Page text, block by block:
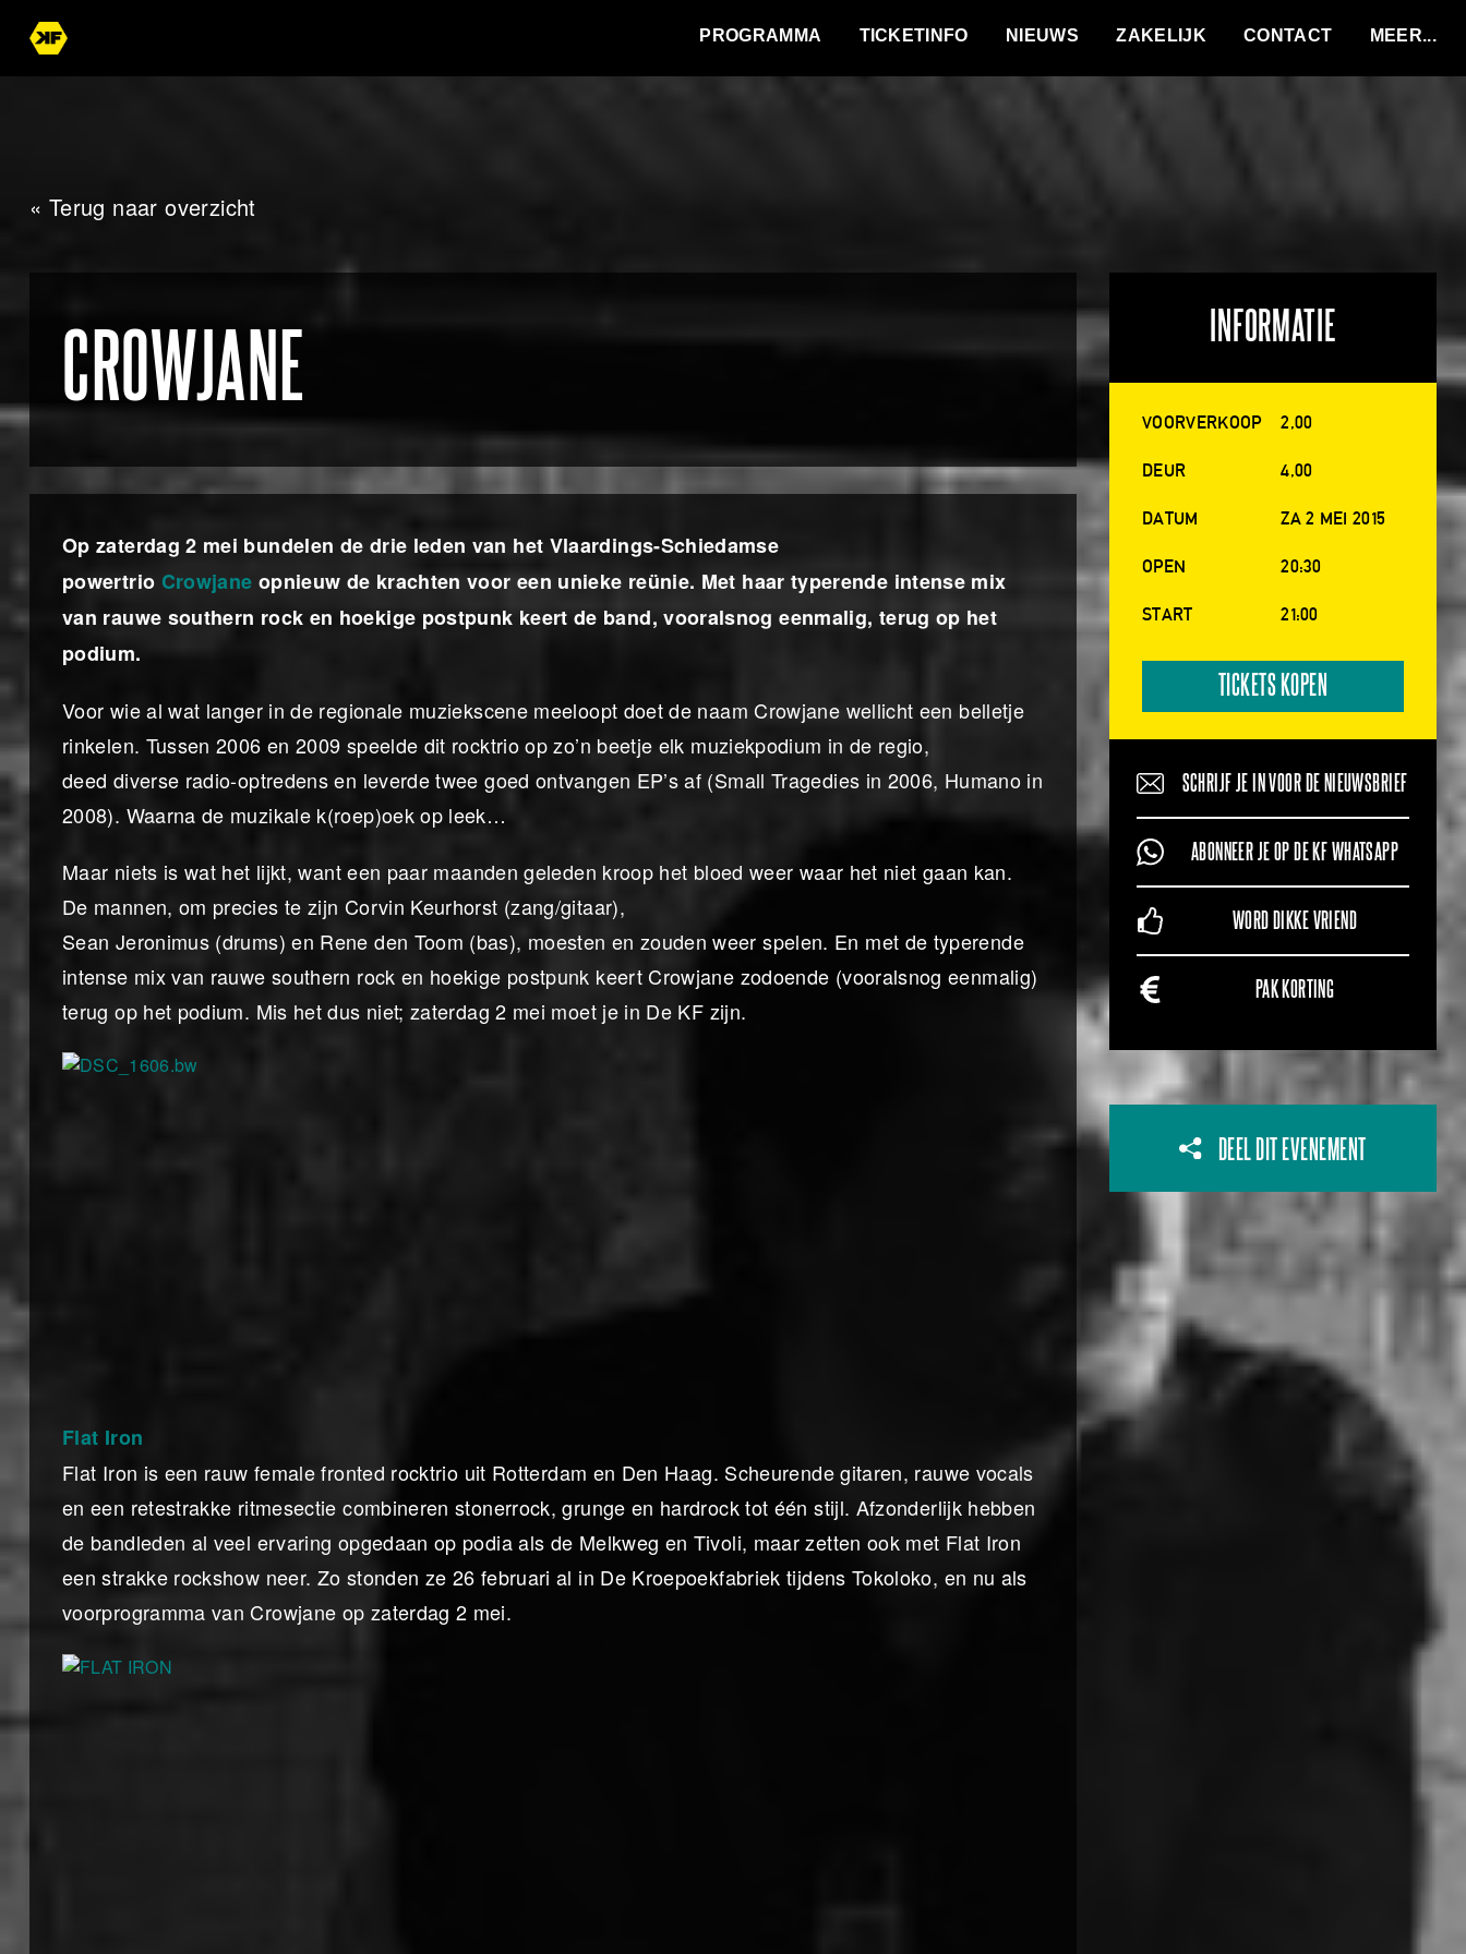
PROGRAMMA TICKETINFO NIEUWS ZAKELIJK CONTACT
« Terug naar overzicht
CROWJANE
Op zaterdag 2 mei bundelen de drie leden van het Vlaardings-Schiedamse
powertrio Crowjane opnieuw de krachten voor een unieke reünie. Met haar typerende intense mix
van rauwe southern rock en hoekige postpunk keert de band, vooralsnog eenmalig, terug op het
podium.
Voor wie al wat langer in de regionale muziekscene meeloopt doet de naam Crowjane wellicht een belletje
rinkelen. Tussen 2006 en 2009 speelde dit rocktrio op zo’n beetje elk muziekpodium in de regio,
deed diverse radio-optredens en leverde twee goed ontvangen EP’s af (Small Tragedies in 2006, Humano in
2008). Waarna de muzikale k(roep)oek op leek…
Maar niets is wat het lijkt, want een paar maanden geleden kroop het bloed weer waar het niet gaan kan.
De mannen, om precies te zijn Corvin Keurhorst (zang/gitaar),
Sean Jeronimus (drums) en Rene den Toom (bas), moesten en zouden weer spelen. En met de typerende
intense mix van rauwe southern rock en hoekige postpunk keert Crowjane zodoende (vooralsnog eenmalig)
terug op het podium. Mis het dus niet; zaterdag 2 mei moet je in De KF zijn.
Flat Iron
Flat Iron is een rauw female fronted rocktrio uit Rotterdam en Den Haag. Scheurende gitaren, rauwe vocals
en een retestrakke ritmesectie combineren stonerrock, grunge en hardrock tot één stijl. Afzonderlijk hebben
de bandleden al veel ervaring opgedaan op podia als de Melkweg en Tivoli, maar zetten ook met Flat Iron
een strakke rockshow neer. Zo stonden ze 26 februari al in De Kroepoekfabriek tijdens Tokoloko, en nu als
voorprogramma van Crowjane op zaterdag 2 mei.
INFORMATIE
VOORVERKOOP 2,00
DEUR 4,00
DATUM ZA 2 MEI 2015
OPEN 20:30
START 21:00
TICKETS KOPEN
SCHRIJF JE IN VOOR DE NIEUWSBRIEF
ABONNEER JE OP DE KF WHATSAPP
WORD DIKKE VRIEND
PAK KORTING
DEEL DIT EVENEMENT